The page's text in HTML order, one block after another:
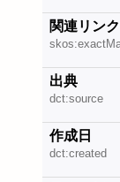
関連リンク
出典
dct:source
作成日
dct:created